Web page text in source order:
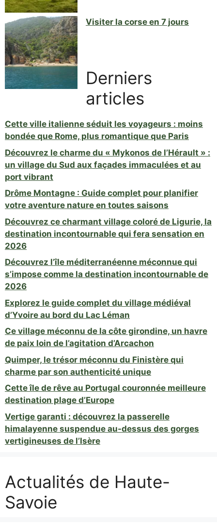
Visiter la corse en 7 jours
Derniers
articles
Cette ville italienne séduit les voyageurs : moins
bondée que Rome, plus romantique que Paris
Découvrez le charme du « Mykonos de l’Hérault » :
un village du Sud aux façades immaculées et au
port vibrant
Drôme Montagne : Guide complet pour planifier
votre aventure nature en toutes saisons
Découvrez ce charmant village coloré de Ligurie, la
destination incontournable qui fera sensation en
2026
Découvrez l’île méditerranéenne méconnue qui
s’impose comme la destination incontournable de
2026
Explorez le guide complet du village médiéval
d’Yvoire au bord du Lac Léman
Ce village méconnu de la côte girondine, un havre
de paix loin de l’agitation d’Arcachon
Quimper, le trésor méconnu du Finistère qui
charme par son authenticité unique
Cette île de rêve au Portugal couronnée meilleure
destination plage d’Europe
Vertige garanti : découvrez la passerelle
himalayenne suspendue au-dessus des gorges
vertigineuses de l’Isère
Actualités de Haute-
Savoie